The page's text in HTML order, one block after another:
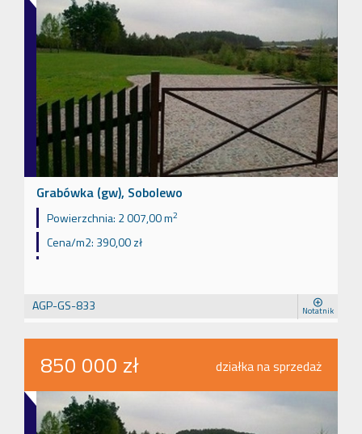
Grabówka (gw), Sobolewo
Powierzchnia: 2 007,00 m2
Cena/m2: 390,00 zł
AGP-GS-833 Notatnik
850 000 zł działka na sprzedaż